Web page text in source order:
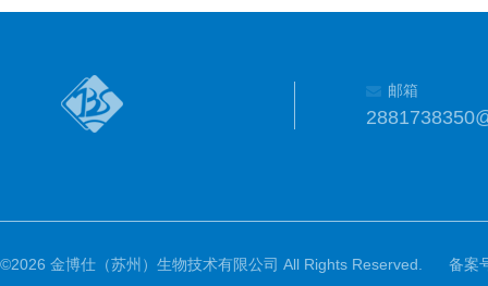
邮箱
©2026 金博仕（苏州）生物技术有限公司 All Rights Reserved. 备案